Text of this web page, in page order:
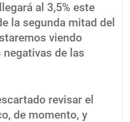
al 3,5% este
la segunda mitad del
viendo
de las
revisar el
de momento, y